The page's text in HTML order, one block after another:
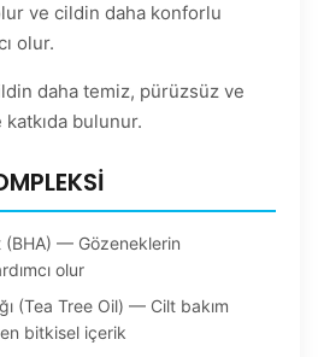
ve cildin daha konforlu
olur.
daha temiz, pürüzsüz ve
bulunur.
(BHA) — Gözeneklerin
olur
(Tea Tree Oil) — Cilt bakım
bitkisel içerik